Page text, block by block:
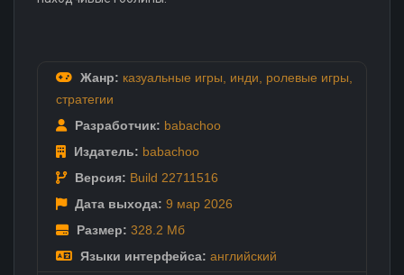
Жанр: казуальные игры инди ролевые игры
стратегии
Разработчик: babachoo
Издатель: babachoo
Версия: Build 22711516
Дата выхода: 9 мар 2026
Размер: 328.2 Мб
Языки интерфейса: английский